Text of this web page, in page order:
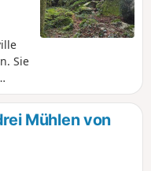
Sie
Mühlen von